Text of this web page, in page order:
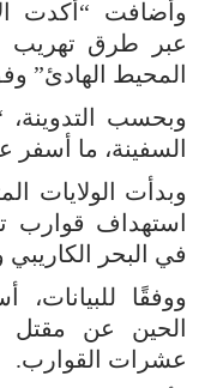
وأضافت “أكدت
عبر طرق تهريب
المحيط الهادئ”
وبحسب
السفينة، ما
وبدأت الولايات
استهداف قوارب
في البحر
ووفقًا
عشرات القوارب.